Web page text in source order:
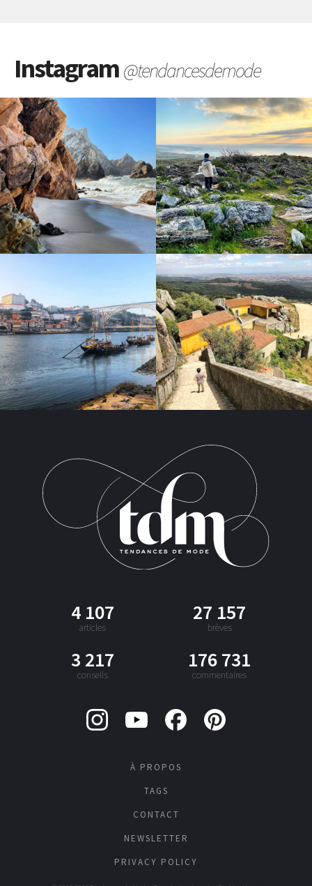
Instagram@tendancesdemode
4 107
articles
27 157
brèves
3 217
conseils
176 731
commentaires
À PROPOS
TAGS
CONTACT
NEWSLETTER
PRIVACY POLICY